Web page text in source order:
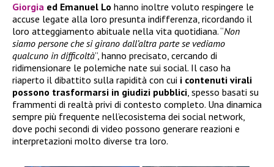
Giorgia ed Emanuel Lo hanno inoltre voluto respingere le
accuse legate alla loro presunta indifferenza, ricordando il
loro atteggiamento abituale nella vita quotidiana. “Non
siamo persone che si girano dall’altra parte se vediamo
qualcuno in difficoltà”, hanno precisato, cercando di
ridimensionare le polemiche nate sui social. Il caso ha
riaperto il dibattito sulla rapidità con cui i contenuti virali
possono trasformarsi in giudizi pubblici, spesso basati su
frammenti di realtà privi di contesto completo. Una dinamica
sempre più frequente nell’ecosistema dei social network,
dove pochi secondi di video possono generare reazioni e
interpretazioni molto diverse tra loro.